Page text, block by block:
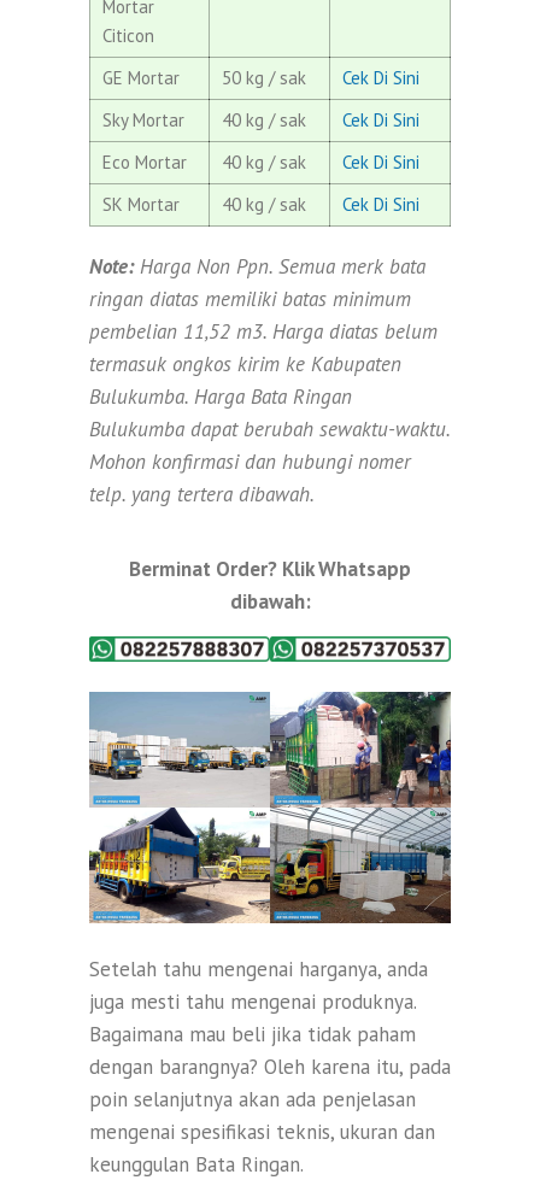
Mortar
Citicon
GE Mortar
50 kg / sak
Cek Di Sini
Sky Mortar
40 kg / sak
Cek Di Sini
Eco Mortar
40 kg / sak
Cek Di Sini
SK Mortar
40 kg / sak Cek Di Sini
Note:Harga Non Ppn. Semua merk bata
ringan diatas memiliki batas minimum
pembelian 11,52 m3. Harga diatas belum
termasuk ongkos kirim ke Kabupaten
Bulukumba. Harga Bata Ringan
Bulukumba dapat berubah sewaktu-waktu.
Mohon konfirmasi dan hubungi nomer
telp. yang tertera dibawah.
Berminat Order? Klik Whatsapp
dibawah:
Setelah tahu mengenai harganya, anda
juga mesti tahu mengenai produknya.
Bagaimana mau beli jika tidak paham
dengan barangnya? Oleh karena itu, pada
poin selanjutnya akan ada penjelasan
mengenai spesifikasi teknis, ukuran dan
keunggulan Bata Ringan.